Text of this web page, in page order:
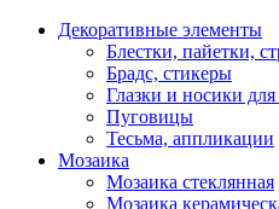
Декоративные элементы
Блестки, пайетки,
Брадс, стикеры
Глазки и носики
Пуговицы
Тесьма, аппликации
Мозаика
Мозаика стеклянная
Мозаика